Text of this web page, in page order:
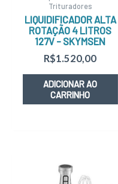
Trituradores
LIQUIDIFICADOR ALTA
ROTAÇÃO 4 LITROS
127V – SKYMSEN
R$1.520,00
ADICIONAR AO
CARRINHO